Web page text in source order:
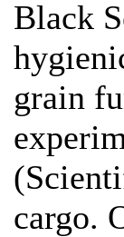
Black
grain
cargo.